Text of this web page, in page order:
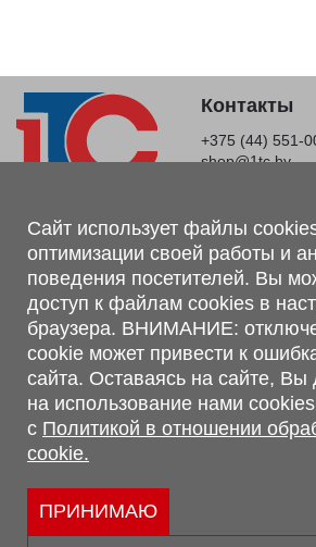
Контакты
+375 (44) 551-
shop@1tc.by
Магазин, склад
г. Минск, Минский р-н, п. Привольный,
223062
г. Брест, ул. Лейтенанта Рябцева, 108 В,
Обращаем Ваше внимание, что вся
информация, касающаяся
характеристик, цветовых сочетаний, а
сервисного обслуживания носит
не является публичной офертой,
Гражданского кодекса Республики
Политика обработки персональных
Политикой в отношении обработки
Сайт использует файлы
оптимизации своей работы и
поведения посетителей. Вы
доступ к файлам cookies в
браузера. ВНИМАНИЕ:
cookie может привести к
сайта. Оставаясь на сайте, Вы
на использование нами cookies
с Политикой в отношении
cookie.
ПРИНИМАЮ